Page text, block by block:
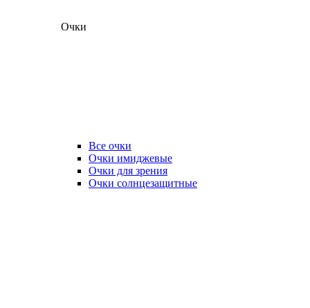
Очки
Все очки
Очки имиджевые
Очки для зрения
Очки солнцезащитные